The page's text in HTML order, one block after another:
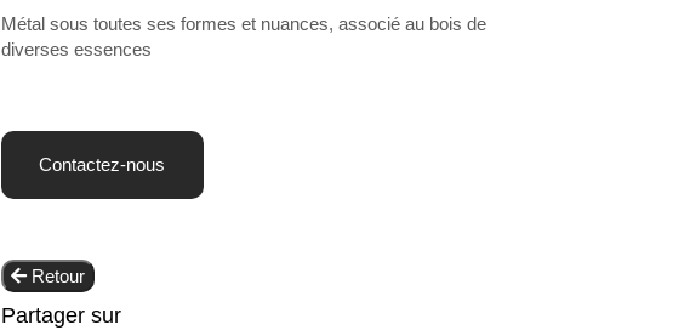
Métal sous toutes ses formes et nuances, associé au bois de
diverses essences
Contactez-nous
Retour
Partager sur